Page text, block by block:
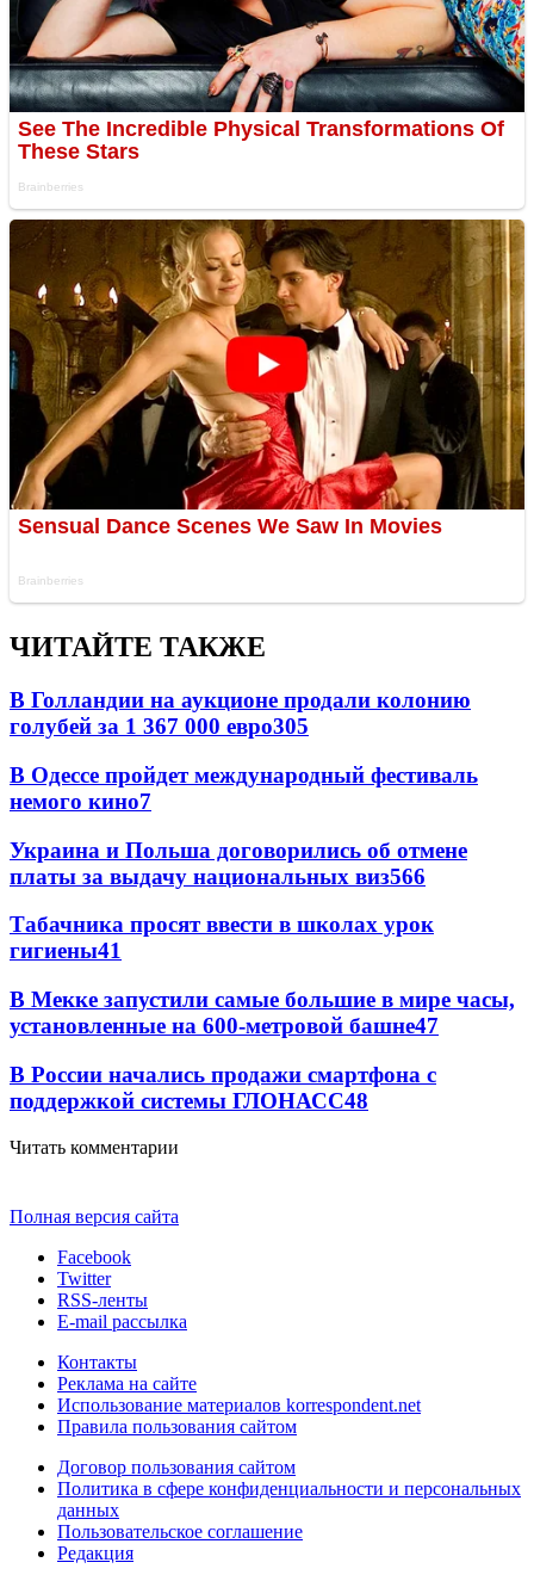
ЧИТАЙТЕ ТАКЖЕ
В Голландии на аукционе продали колонию
голубей за 1 367 000 евро305
В Одессе пройдет международный фестиваль
немого кино7
Украина и Польша договорились об отмене
платы за выдачу национальных виз566
Табачника просят ввести в школах урок
гигиены41
В Мекке запустили самые большие в мире часы,
установленные на 600-метровой башне47
В России начались продажи смартфона с
поддержкой системы ГЛОНАСС48
Читать комментарии
Полная версия сайта
Facebook
Twitter
RSS-ленты
E-mail рассылка
Контакты
Реклама на сайте
Использование материалов korrespondent.net
Правила пользования сайтом
Договор пользования сайтом
Политика в сфере конфиденциальности и персональных
данных
Пользовательское соглашение
Редакция